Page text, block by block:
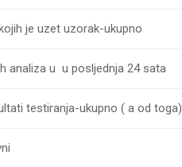
je uzet uzorak-ukupno
analiza u u posljednja 24 sata
testiranja-ukupno ( a od toga)